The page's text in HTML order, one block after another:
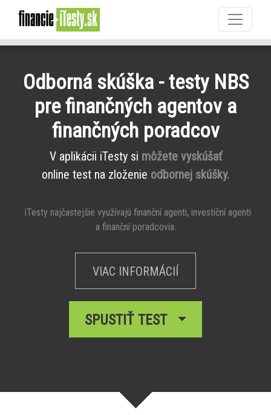
Odborná skúška - testy NBS
pre finančných agentov a
finančných poradcov
V aplikácii iTesty si môžete vyskúšať
online test na zloženie odbornej skúšky.
iTesty najčastejšie využívajú finanční agenti, investiční agenti
a finanční poradcovia.
VIAC INFORMÁCIÍ
SPUSTIŤ TEST